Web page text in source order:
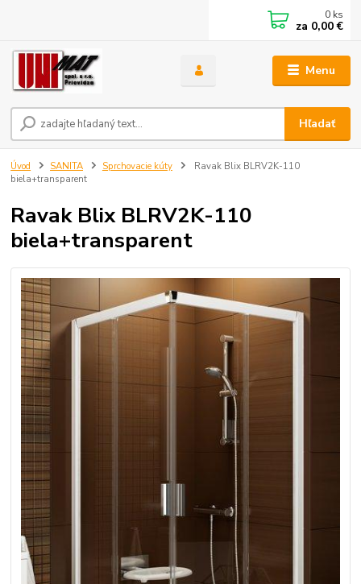
Menu
Hľadať
0 ks
za 0,00 €
Úvod SANITA Sprchovacie kúty
Ravak Blix BLRV2K-110
biela+transparent
Ravak Blix BLRV2K-110
biela+transparent